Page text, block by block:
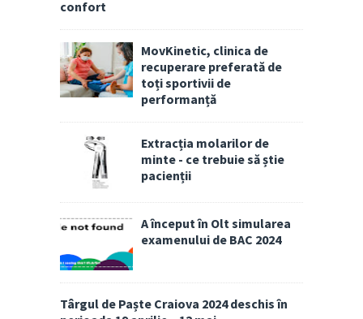
confort
MovKinetic, clinica de
recuperare preferată de
toți sportivii de
performanță
Extracția molarilor de
minte - ce trebuie să știe
pacienții
A început în Olt simularea
examenului de BAC 2024
Târgul de Paște Craiova 2024 deschis în